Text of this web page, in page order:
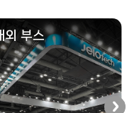
외 부스